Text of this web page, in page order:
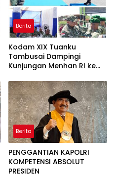
Berita
Kodam XIX Tuanku
Tambusai Dampingi
Kunjungan Menhan RI ke
Perkuat Pembangunan
Satuan
Berita
PENGGANTIAN KAPOLRI
KOMPETENSI ABSOLUT
PRESIDEN